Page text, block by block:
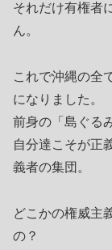
それだけ有権者
ん。
これで沖縄の全
になりました。
前身の「島ぐる
自分達こそが正
義者の集団。
どこかの権威主
の？